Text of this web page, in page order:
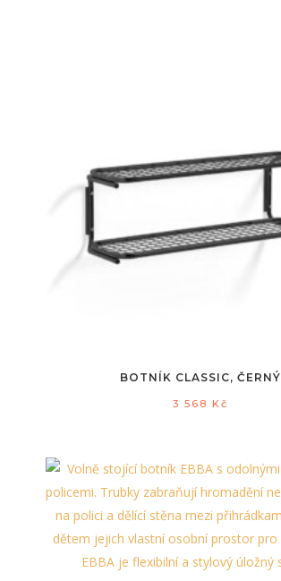
BOTNÍK CLASSIC, ČERNÝ
3 568 Kč